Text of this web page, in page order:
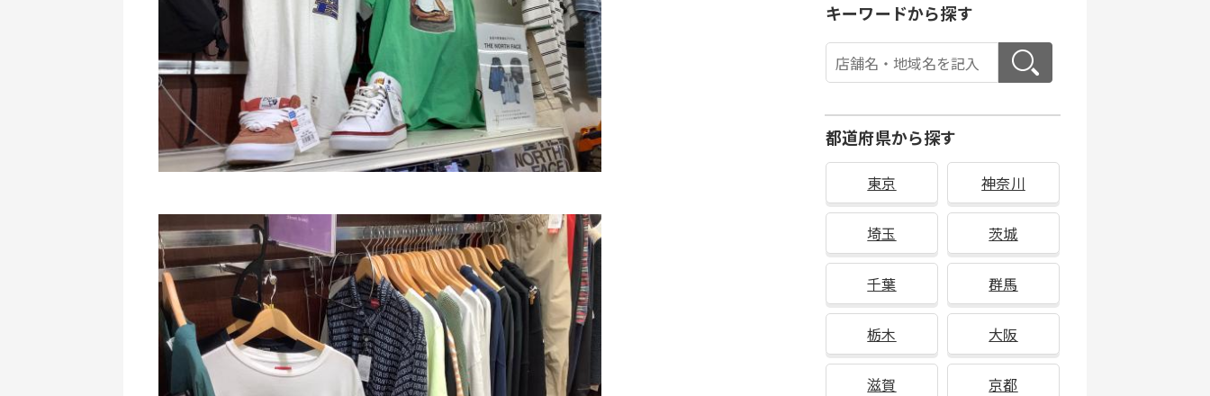
キーワードから探す
都道府県から探す
東京 神奈川
埼玉 茨城
千葉 群馬
栃木 大阪
滋賀 京都